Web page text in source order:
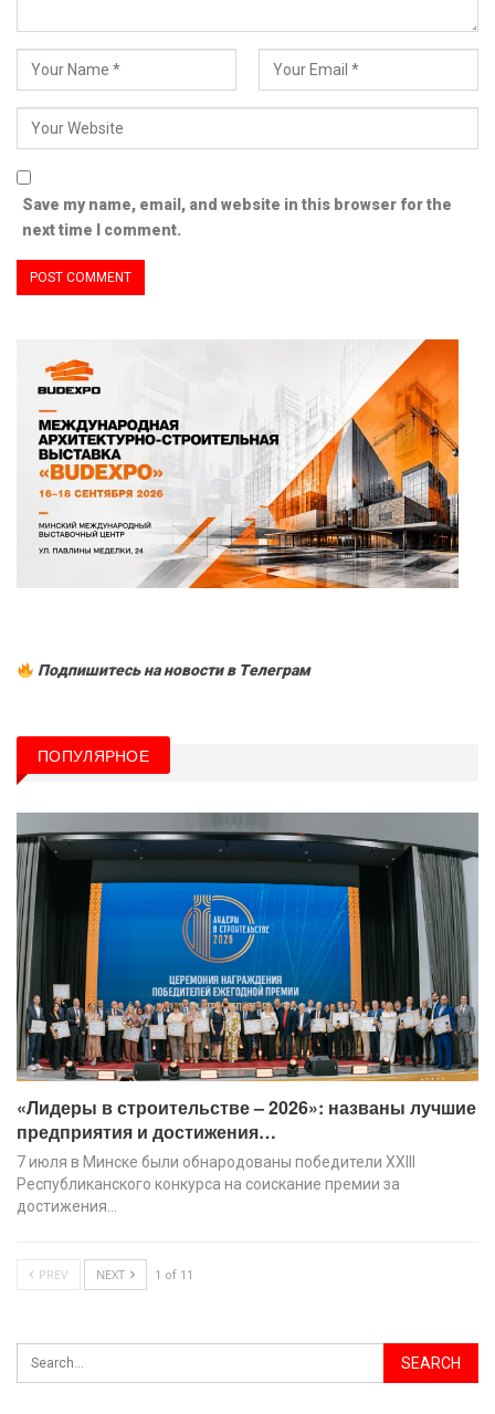
Save my name, email, and website in this browser for the
next time I comment.
Подпишитесь на новости в Tелеграм
ПОПУЛЯРНОЕ
«Лидеры в строительстве – 2026»: названы лучшие
предприятия и достижения…
7 июля в Минске были обнародованы победители XХIII
Республиканского конкурса на соискание премии за
достижения…
PREV NEXT 1 of 11